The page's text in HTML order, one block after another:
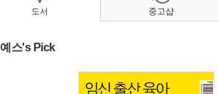
도서
예스's Pick
중고샵